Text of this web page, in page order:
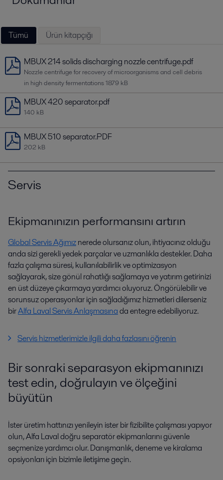
Tümü Ürün kitapçığı
MBUX 214 solids discharging nozzle centrifuge.pdf
Nozzle centrifuge for recovery of microorganisms and cell debris
in high density fermentations1879 kB
MBUX 420 separator.pdf
140 kB
MBUX 510 separator.PDF
202 kB
Servis
Ekipmanınızın performansını artırın
Global Servis Ağımıznerede olursanız olun, ihtiyacınız olduğu
anda sizi gerekli yedek parçalar ve uzmanlıkla destekler. Daha
fazla çalışma süresi, kullanılabilirlik ve optimizasyon
sağlayarak, size gönül rahatlığı sağlamaya ve yatırım getirinizi
en üst düzeye çıkarmaya yardımcı oluyoruz. Öngörülebilir ve
sorunsuz operasyonlar için sağladığımız hizmetleri dilerseniz
birAlfa Laval Servis Anlaşmasınada entegre edebiliyoruz.
Servis hizmetlerimizle ilgili daha fazlasını öğrenin
Bir sonraki separasyon ekipmanınızı
test edin, doğrulayın ve ölçeğini
büyütün
İster üretim hattınızı yenileyin ister bir fizibilite çalışması yapıyor
olun, Alfa Laval doğru separatör ekipmanlarını güvenle
seçmenize yardımcı olur. Danışmanlık, deneme ve kiralama
opsiyonları için bizimle iletişime geçin.